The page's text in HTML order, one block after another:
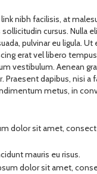
nibh facilisis, at
cursus. Nulla
pulvinar eu ligula.
erat vel libero
vestibulum. Aenean
Praesent dapibus, nisi a
metus, in
dolor sit amet,
mauris eu risus.
dolor sit amet,